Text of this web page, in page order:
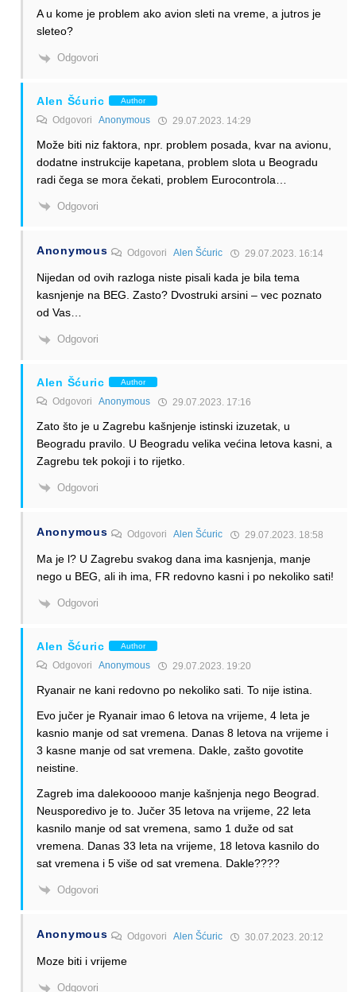
A u kome je problem ako avion sleti na vreme, a jutros je
sleteo?
Odgovori
Alen Šćuric Author
Odgovori Anonymous 29.07.2023. 14:29
Može biti niz faktora, npr. problem posada, kvar na avionu,
dodatne instrukcije kapetana, problem slota u Beogradu
radi čega se mora čekati, problem Eurocontrola…
Odgovori
Anonymous OdgovoriAlen Šćuric 29.07.2023. 16:14
Nijedan od ovih razloga niste pisali kada je bila tema
kasnjenje na BEG. Zasto? Dvostruki arsini – vec poznato
od Vas…
Odgovori
Alen Šćuric Author
Odgovori Anonymous 29.07.2023. 17:16
Zato što je u Zagrebu kašnjenje istinski izuzetak, u
Beogradu pravilo. U Beogradu velika većina letova kasni, a
Zagrebu tek pokoji i to rijetko.
Odgovori
Anonymous OdgovoriAlen Šćuric 29.07.2023. 18:58
Ma je l? U Zagrebu svakog dana ima kasnjenja, manje
nego u BEG, ali ih ima, FR redovno kasni i po nekoliko sati!
Odgovori
Alen Šćuric Author
Odgovori Anonymous 29.07.2023. 19:20
Ryanair ne kani redovno po nekoliko sati. To nije istina.
Evo jučer je Ryanair imao 6 letova na vrijeme, 4 leta je
kasnio manje od sat vremena. Danas 8 letova na vrijeme i
3 kasne manje od sat vremena. Dakle, zašto govotite
neistine.
Zagreb ima dalekooooo manje kašnjenja nego Beograd.
Neusporedivo je to. Jučer 35 letova na vrijeme, 22 leta
kasnilo manje od sat vremena, samo 1 duže od sat
vremena. Danas 33 leta na vrijeme, 18 letova kasnilo do
sat vremena i 5 više od sat vremena. Dakle????
Odgovori
Anonymous OdgovoriAlen Šćuric 30.07.2023. 20:12
Moze biti i vrijeme
Odgovori